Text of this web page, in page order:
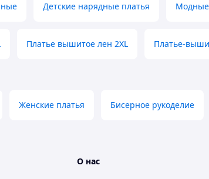
Детские нарядные платья
Платье вышитое лен 2XL Платье-
Женские платья Бисерное рукоделие
О нас